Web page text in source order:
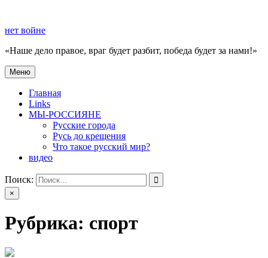
содержимому
нет войне
«Наше дело правое, враг будет разбит, победа будет за нами!»
нет войне
«Наше дело правое, враг будет разбит, победа будет за нами!»
Меню
Главная
Links
МЫ-РОССИЯНЕ
Русские города
Русь до крещения
Что такое русский мир?
видео
Поиск:
×
Рубрика: спорт